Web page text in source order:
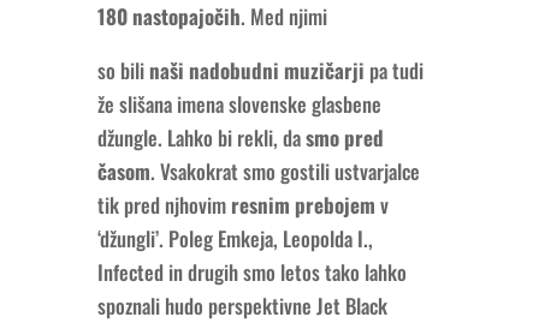
180 nastopajočih. Med njimi
so bili naši nadobudni muzičarji pa tudi
že slišana imena slovenske glasbene
džungle. Lahko bi rekli, dasmo pred
časom. Vsakokrat smo gostili ustvarjalce
tik pred njhovim resnim prebojem v
‘džungli’. Poleg Emkeja, Leopolda I.,
Infected in drugih smo letos tako lahko
spoznali hudo perspektivne Jet Black